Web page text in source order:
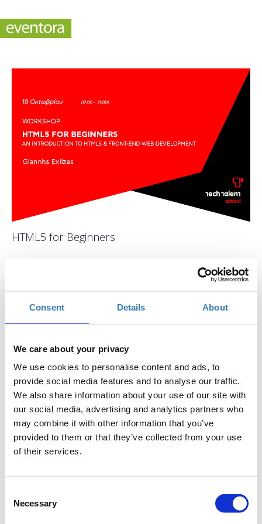
Consent Details About
We care about your privacy
We use cookies to personalise content and ads, to
provide social media features and to analyse our traffic.
We also share information about your use of our site with
our social media, advertising and analytics partners who
may combine it with other information that you’ve
provided to them or that they’ve collected from your use
of their services.
Selection
Necessary
HTML5 for Beginners
Προσθήκη στο ημερολόγιό σας
Συμμετοχή Η περίοδος εγγραφών έχει λήξει.
Ποια είναι τα βασικά στοιχεία μιας ιστοσελίδας και
Μερικά από τα ερωτήματα που θα απαντήσουμε
αρχικά σε αυτό το Course. Εδώ θα βάλουμε μαζί τις
βάσεις, για να γίνετε ένας σωστός front-end